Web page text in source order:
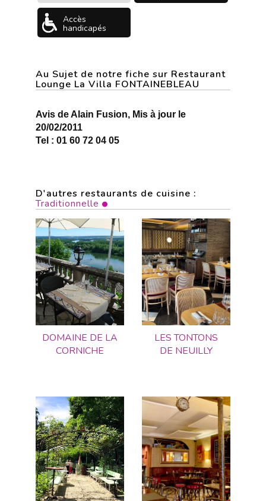
Accès
handicapés
Au Sujet de notre fiche sur Restaurant
Lounge La Villa FONTAINEBLEAU
Avis de Alain Fusion, Mis à jour le
20/02/2011
Tel : 01 60 72 04 05
D'autres restaurants de cuisine :
Traditionnelle
DOMAINE DE LA
CORNICHE
LES TONTONS
DE NEUILLY